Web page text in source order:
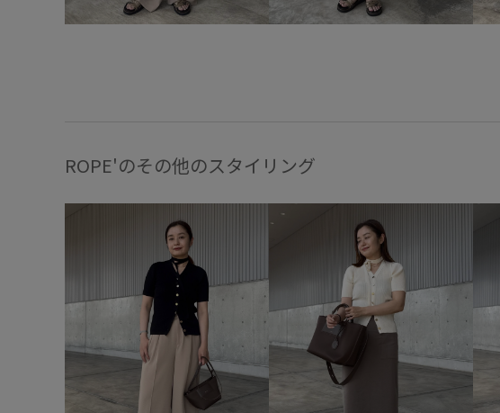
ROPE'のその他のスタイリング